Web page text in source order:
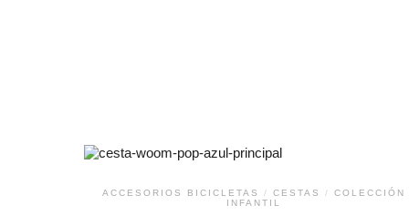
ACCESORIOS BICICLETAS / CESTAS /
COLECCIÓN
INFANTIL